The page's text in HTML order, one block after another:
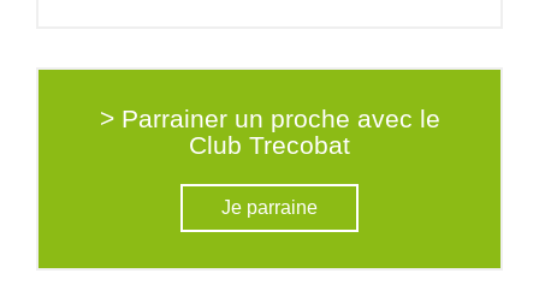
> Parrainer un proche avec le
Club Trecobat
Je parraine